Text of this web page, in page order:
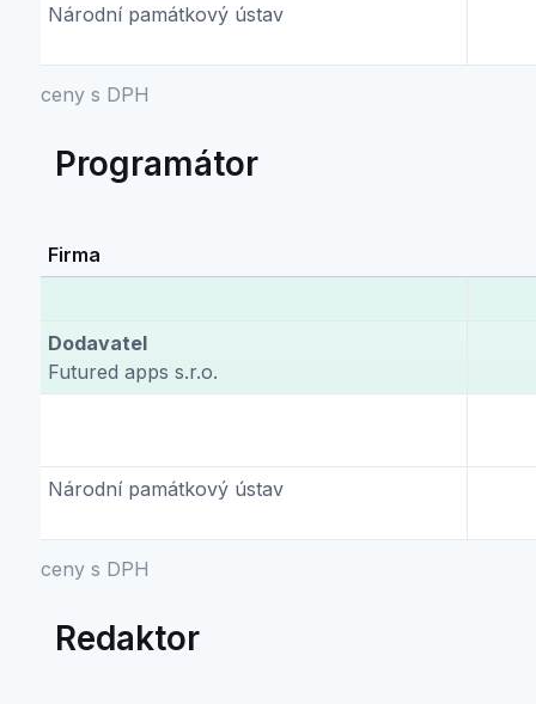
ceny s DPH
Národní památkový ústav
Programátor
ceny s DPH
Firma
Dodavatel
Futured apps s.r.o.
Národní památkový ústav
Redaktor